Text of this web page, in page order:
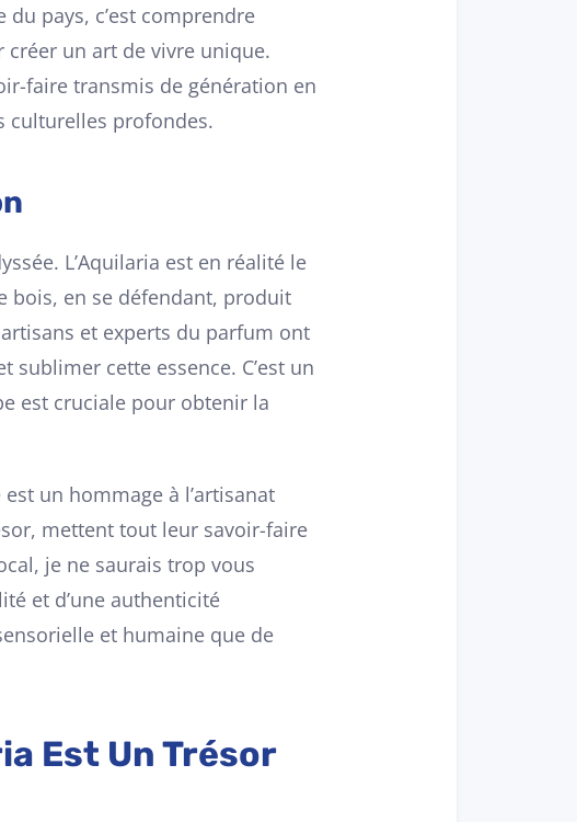
du pays, c’est comprendre
un art de vivre unique.
faire transmis de génération en
culturelles profondes.
L’Aquilaria est en réalité le
bois, en se défendant, produit
et experts du parfum ont
cette essence. C’est un
est cruciale pour obtenir la
un hommage à l’artisanat
mettent tout leur savoir-faire
je ne saurais trop vous
et d’une authenticité
et humaine que de
Est Un Trésor